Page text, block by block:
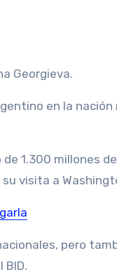
Georgieva.
en la
1.300 millones
visita a
pero
BID.